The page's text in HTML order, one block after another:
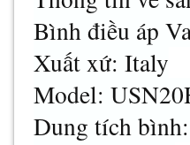
Bình điều áp
Xuất xứ: Italy
Model:
Dung tích